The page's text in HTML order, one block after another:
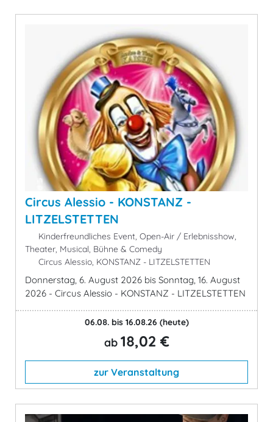
Circus Alessio - KONSTANZ -
LITZELSTETTEN
Kinderfreundliches Event, Open-Air / Erlebnisshow,
Theater, Musical, Bühne & Comedy
Circus Alessio, KONSTANZ - LITZELSTETTEN
Donnerstag, 6. August 2026 bis Sonntag, 16. August
2026 - Circus Alessio - KONSTANZ - LITZELSTETTEN
06.08. bis 16.08.26 (heute)
ab 18,02 €
zur Veranstaltung